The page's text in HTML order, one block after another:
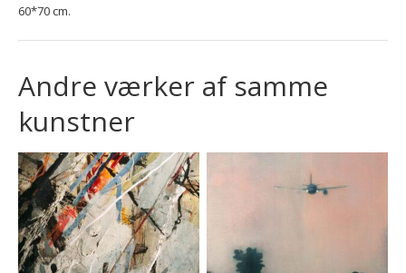
60*70 cm.
Andre værker af samme
kunstner